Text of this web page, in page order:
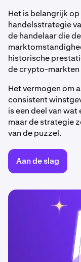
Het is belangrijk
handelsstrategie
de handelaar die
historische
de crypto-markten
Het vermogen om
consistent
is een deel van
maar de strategie
van de puzzel.
Aan de slag